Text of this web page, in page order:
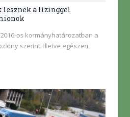
a lízinggel
2016-os kormányhatározatban a
szerint. Illetve egészen